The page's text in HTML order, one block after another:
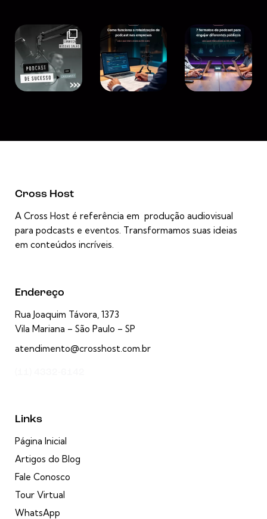
Cross Host
A Cross Host é referência em produção audiovisual
para podcasts e eventos. Transformamos suas ideias
em conteúdos incríveis.
Endereço
Rua Joaquim Távora, 1373
Vila Mariana – São Paulo – SP
atendimento@crosshost.com.br
Links
Página Inicial
Artigos do Blog
Fale Conosco
Tour Virtual
WhatsApp